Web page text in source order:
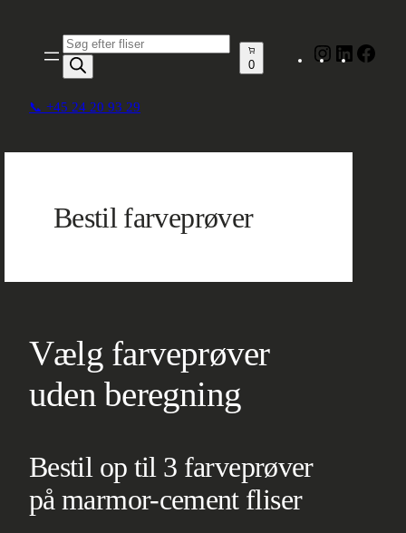
indhold
Produktsøgning
0
Instagram
LinkedIn
📞 +45 24 20 93 29
Bestil farveprøver
Vælg farveprøver
uden beregning
Bestil op til 3 farveprøver
på marmor-cement fliser